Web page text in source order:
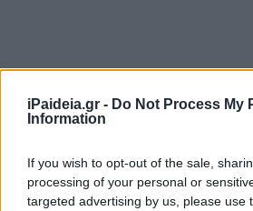
iPaideia.gr - Do Not Process My
Information
If you wish to opt-out of the sale,
processing of your personal or
targeted advertising by us, please use
Ακολουθείστε